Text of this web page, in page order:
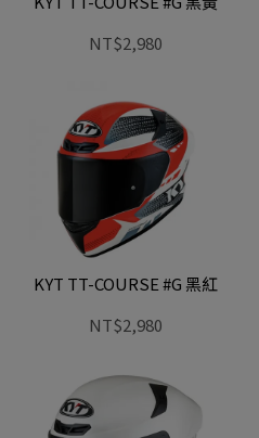
NT$2,980
KYT TT-COURSE #G 黑紅
NT$2,980